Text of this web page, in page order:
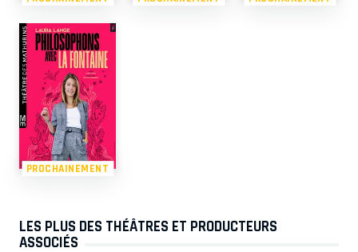
PROCHAINEMENT
LES PLUS DES THÉÂTRES ET PRODUCTEURS
ASSOCIÉS